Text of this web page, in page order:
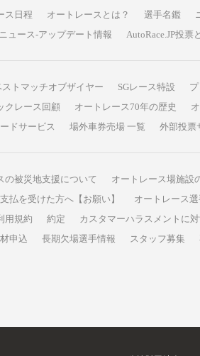
ス日程 オートレースとは？ 選手名鑑
ニュース-アップデート情報 AutoRace.JP投票
ストマッチオブザイヤー SGレース特設
クレース回顧 オートレース70年の歴史
ドサービス
場外車券売場 一覧 外部投票
の被災地支援について
オートレース場施設
払を受けた方へ【お願い】
オートレース
用規約 約定 カスタマーハラスメントに
申込
長期欠場選手情報 スタッフ募集